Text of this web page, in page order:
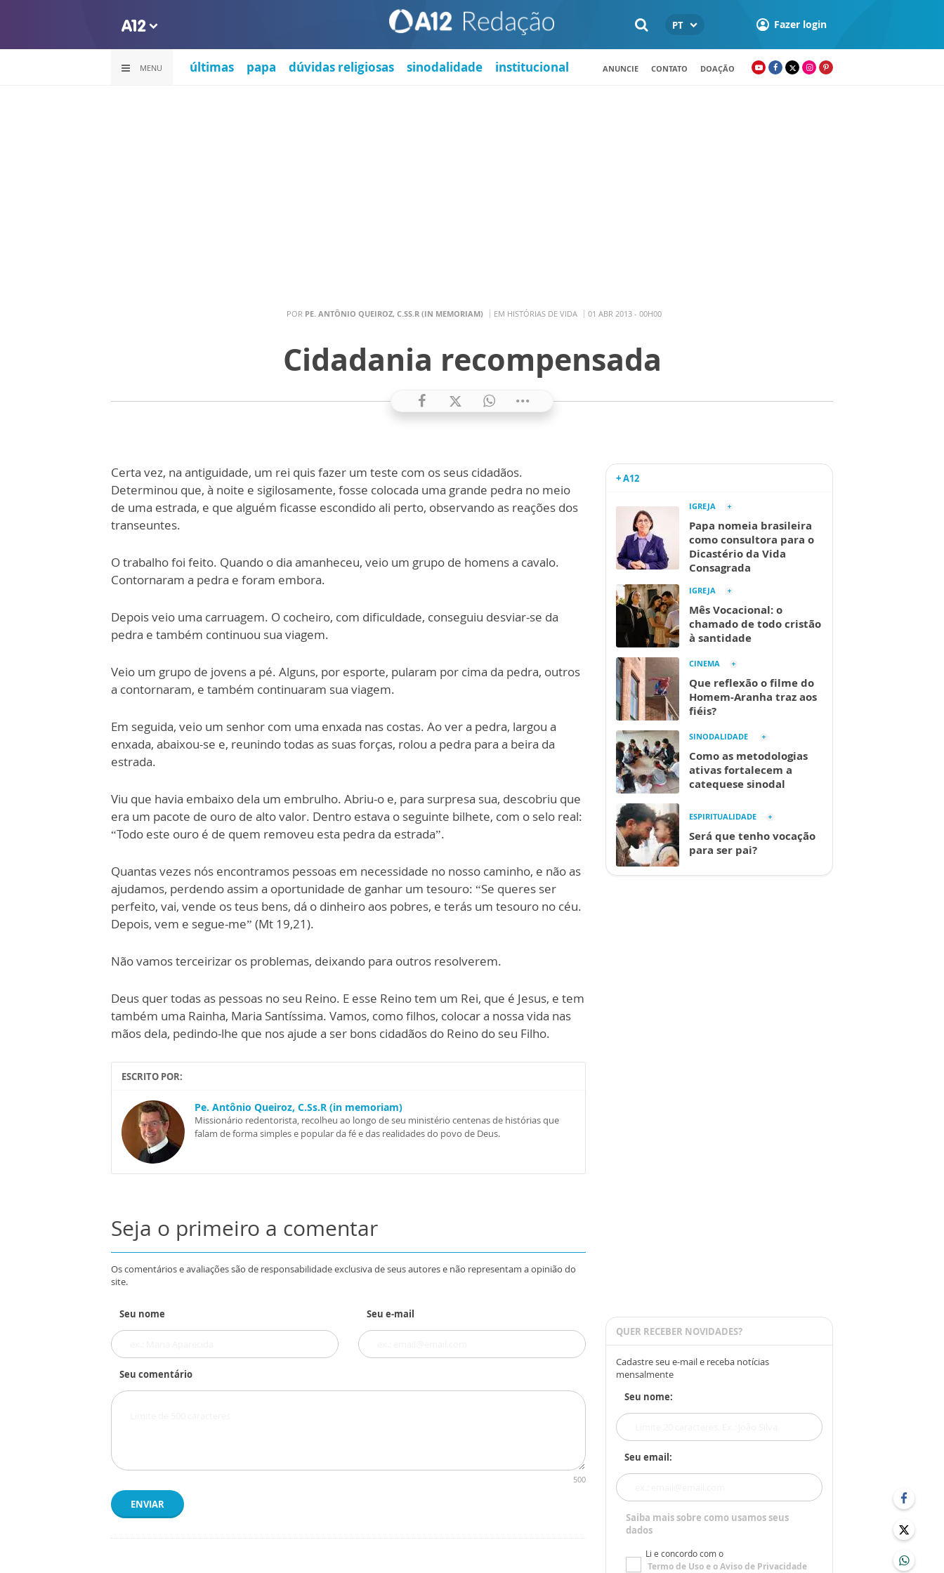
PT Fazer login
MENU últimas papa dúvidas religiosas sinodalidade institucional ANUNCIE CONTATO DOAÇÃO
POR PE. ANTÔNIO QUEIROZ, C.SS.R (IN MEMORIAM) EM HISTÓRIAS DE VIDA 01 ABR 2013 - 00H00
Cidadania recompensada
Certa vez, na antiguidade, um rei quis fazer um teste com os seus cidadãos.
Determinou que, à noite e sigilosamente, fosse colocada uma grande pedra no meio
de uma estrada, e que alguém ficasse escondido ali perto, observando as reações dos
transeuntes.
O trabalho foi feito. Quando o dia amanheceu, veio um grupo de homens a cavalo.
Contornaram a pedra e foram embora.
Depois veio uma carruagem. O cocheiro, com dificuldade, conseguiu desviar-se da
pedra e também continuou sua viagem.
Veio um grupo de jovens a pé. Alguns, por esporte, pularam por cima da pedra, outros
a contornaram, e também continuaram sua viagem.
Em seguida, veio um senhor com uma enxada nas costas. Ao ver a pedra, largou a
enxada, abaixou-se e, reunindo todas as suas forças, rolou a pedra para a beira da
estrada.
Viu que havia embaixo dela um embrulho. Abriu-o e, para surpresa sua, descobriu que
era um pacote de ouro de alto valor. Dentro estava o seguinte bilhete, com o selo real:
“Todo este ouro é de quem removeu esta pedra da estrada”.
Quantas vezes nós encontramos pessoas em necessidade no nosso caminho, e não as
ajudamos, perdendo assim a oportunidade de ganhar um tesouro: “Se queres ser
perfeito, vai, vende os teus bens, dá o dinheiro aos pobres, e terás um tesouro no céu.
Depois, vem e segue-me” (Mt 19,21).
Não vamos terceirizar os problemas, deixando para outros resolverem.
Deus quer todas as pessoas no seu Reino. E esse Reino tem um Rei, que é Jesus, e tem
também uma Rainha, Maria Santíssima. Vamos, como filhos, colocar a nossa vida nas
mãos dela, pedindo-lhe que nos ajude a ser bons cidadãos do Reino do seu Filho.
ESCRITO POR:
Pe. Antônio Queiroz, C.Ss.R (in memoriam)
Missionário redentorista, recolheu ao longo de seu ministério centenas de histórias que
falam de forma simples e popular da fé e das realidades do povo de Deus.
Seja o primeiro a comentar
Os comentários e avaliações são de responsabilidade exclusiva de seus autores e não representam a opinião do
site.
Seu nome Seu e-mail
Seu comentário
500
ENVIAR
+ A12
IGREJA
Papa nomeia brasileira
como consultora para o
Dicastério da Vida
Consagrada
IGREJA
Mês Vocacional: o
chamado de todo cristão
à santidade
CINEMA
Que reflexão o filme do
Homem-Aranha traz aos
fiéis?
SINODALIDADE
Como as metodologias
ativas fortalecem a
catequese sinodal
ESPIRITUALIDADE
Será que tenho vocação
para ser pai?
QUER RECEBER NOVIDADES?
Cadastre seu e-mail e receba notícias
mensalmente
Seu nome:
Seu email:
Saiba mais sobre como usamos seus
dados
Li e concordo com o
Termo de Usoe oAviso de Privacidade